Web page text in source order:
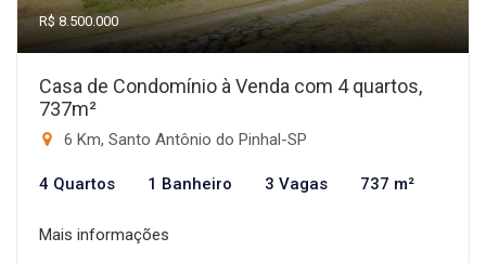
R$ 8.500.000
Casa de Condomínio à Venda com 4 quartos,
737m²
6 Km, Santo Antônio do Pinhal-SP
4 Quartos 1 Banheiro 3 Vagas 737 m²
Mais informações